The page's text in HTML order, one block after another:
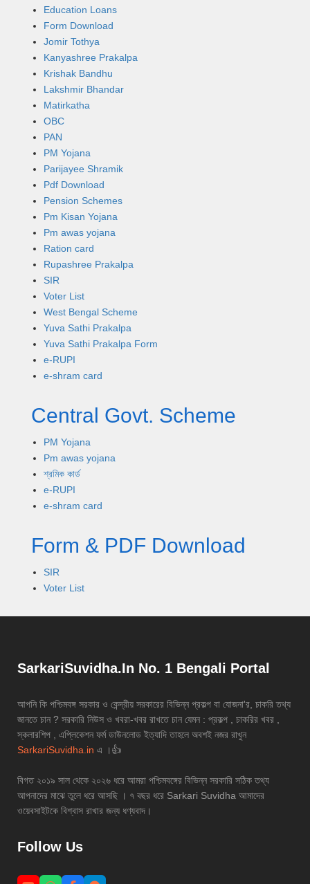
Education Loans
Form Download
Jomir Tothya
Kanyashree Prakalpa
Krishak Bandhu
Lakshmir Bhandar
Matirkatha
OBC
PAN
PM Yojana
Parijayee Shramik
Pdf Download
Pension Schemes
Pm Kisan Yojana
Pm awas yojana
Ration card
Rupashree Prakalpa
SIR
Voter List
West Bengal Scheme
Yuva Sathi Prakalpa
Yuva Sathi Prakalpa Form
e-RUPI
e-shram card
Central Govt. Scheme
PM Yojana
Pm awas yojana
শ্রমিক কার্ড
e-RUPI
e-shram card
Form & PDF Download
SIR
Voter List
SarkariSuvidha.In No. 1 Bengali Portal
আপনি কি পশ্চিমবঙ্গ সরকার ও কেন্দ্রীয় সরকারের বিভিন্ন প্রকল্প বা যোজনা'র, চাকরি তথ্য
জানতে চান ? সরকারি নিউস ও খবরা-খবর রাখতে চান যেমন : প্রকল্প , চাকরির খবর ,
স্কলারশিপ , এপ্লিকেশন ফর্ম ডাউনলোড ইত্যাদি তাহলে অবশই নজর রাখুন
SarkariSuvidha.in এ ।👍
বিগত ২০১৯ সাল থেকে ২০২৬ ধরে আমরা পশ্চিমবঙ্গের বিভিন্ন সরকারি সঠিক তথ্য
আপনাদের মাঝে তুলে ধরে আসছি । ৭ বছর ধরে Sarkari Suvidha আমাদের
ওয়েবসাইটকে বিশ্বাস রাখার জন্য ধণ্যবাদ।
Follow Us